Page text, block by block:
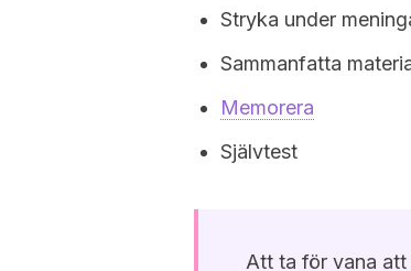
Stryka under
Sammanfatta
Memorera
Självtest
Att ta för vana